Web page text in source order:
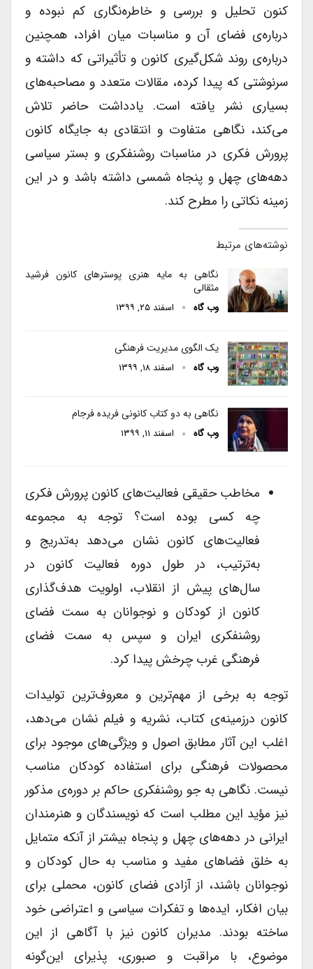
کنون تحلیل و بررسی و خاطره‌نگاری کم نبوده و
درباره‌ی فضای آن و مناسبات میان افراد، همچنین
درباره‌ی روند شکل‌گیری کانون و تأثیراتی که داشته و
سرنوشتی که پیدا کرده، مقالات متعدد و مصاحبه‌های
بسیاری نشر یافته است. یادداشت حاضر تلاش
می‌کند، نگاهی متفاوت و انتقادی به جایگاه کانون
پرورش فکری در مناسبات روشنفکری و بستر سیاسی
دهه‌های چهل و پنجاه شمسی داشته باشد و در این
زمینه نکاتی را مطرح کند.
نوشته‌های مرتبط
نگاهی به مایه هنری پوسترهای کانون فرشید
مثقالی
وب گاه اسفند ۲۵, ۱۳۹۹
یک الگوی مدیریت فرهنگی
وب گاه اسفند ۱۸, ۱۳۹۹
نگاهی به دو کتاب کانونی فریده فرجام
وب گاه اسفند ۱۱, ۱۳۹۹
مخاطب حقیقی فعالیت‌های کانون پرورش فکری
چه کسی بوده است؟ توجه به مجموعه
فعالیت‌های کانون نشان می‌دهد به‌تدریج و
به‌ترتیب، در طول دوره فعالیت کانون در
سال‌های پیش از انقلاب، اولویت هدف‌گذاری
کانون از کودکان و نوجوانان به سمت فضای
روشنفکری ایران و سپس به سمت فضای
فرهنگی غرب چرخش پیدا کرد.
توجه به برخی از مهم‌ترین و معروف‌ترین تولیدات
کانون درزمینه‌ی کتاب، نشریه و فیلم نشان می‌دهد،
اغلب این آثار مطابق اصول و ویژگی‌های موجود برای
محصولات فرهنگی برای استفاده کودکان مناسب
نیست. نگاهی به جو روشنفکری حاکم بر دوره‌ی مذکور
نیز مؤید این مطلب است که نویسندگان و هنرمندان
ایرانی در دهه‌های چهل و پنجاه بیشتر از آنکه متمایل
به خلق فضاهای مفید و مناسب به حال کودکان و
نوجوانان باشند، از آزادی فضای کانون، محملی برای
بیان افکار، ایده‌ها و تفکرات سیاسی و اعتراضی خود
ساخته بودند. مدیران کانون نیز با آگاهی از این
موضوع‏، با مراقبت و صبوری، پذیرای این‌گونه